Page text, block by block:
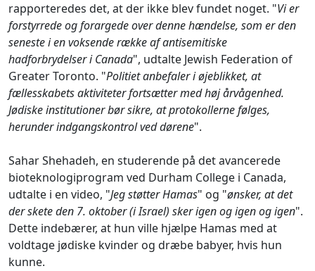
rapporteredes det, at der ikke blev fundet noget. "Vi er
forstyrrede og forargede over denne hændelse, som er den
seneste i en voksende række af antisemitiske
hadforbrydelser i Canada", udtalte Jewish Federation of
Greater Toronto. "Politiet anbefaler i øjeblikket, at
fællesskabets aktiviteter fortsætter med høj årvågenhed.
Jødiske institutioner bør sikre, at protokollerne følges,
herunder indgangskontrol ved dørene".
Sahar Shehadeh, en studerende på det avancerede
bioteknologiprogram ved Durham College i Canada,
udtalte i en video, "Jeg støtter Hamas" og "ønsker, at det
der skete den 7. oktober (i Israel) sker igen og igen og igen".
Dette indebærer, at hun ville hjælpe Hamas med at
voldtage jødiske kvinder og dræbe babyer, hvis hun
kunne.